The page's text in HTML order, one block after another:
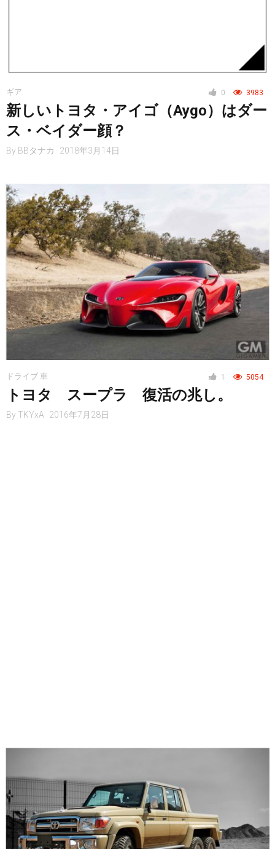
0 3983
ギア
新しいトヨタ・アイゴ（Aygo）はダー
ス・ベイダー顔？
By BBタナカ 2018年3月14日
1 5054
ドライブ 車
トヨタ スープラ 復活の兆し。
By TKYxA 2016年7月28日